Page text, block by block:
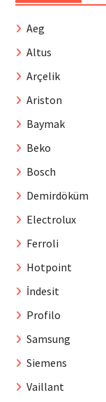
Aeg
Altus
Arçelik
Ariston
Baymak
Beko
Bosch
Demirdöküm
Electrolux
Ferroli
Hotpoint
İndesit
Profilo
Samsung
Siemens
Vaillant